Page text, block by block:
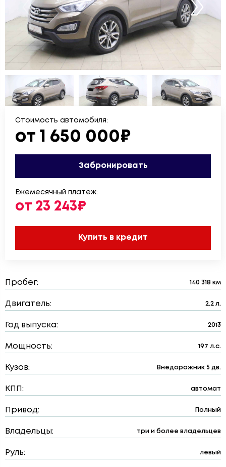
Стоимость автомобиля:
от 1 650 000₽
Забронировать
Ежемесячный платеж:
от 23 243₽
Купить в кредит
Пробег: 140 318 км
Двигатель: 2.2 л.
Год выпуска: 2013
Мощность: 197 л.с.
Кузов: Внедорожник 5 дв.
КПП: автомат
Привод: Полный
Владельцы: три и более владельцев
Руль: левый